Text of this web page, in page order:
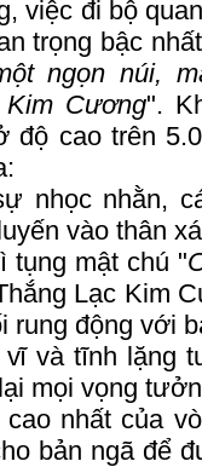
việc đi bộ
trọng bậc
ngọn núi,
Cương".
độ cao trên
nhọc nhằn,
vào thân
tụng mật chú "
Lạc Kim
rung động với
và tĩnh lặng
mọi vọng
nhất của
bản ngã để